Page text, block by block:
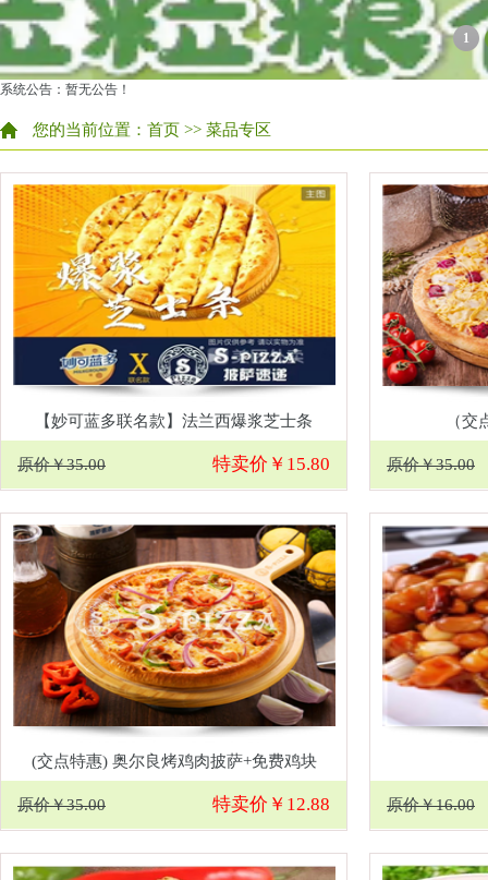
1
系统公告：暂无公告！
您的当前位置： 首页 >> 菜品专区
【妙可蓝多联名款】法兰西爆浆芝士条
原价￥35.00 特卖价￥15.80
（
原价￥35.00
(交点特惠) 奥尔良烤鸡肉披萨+免费鸡块
原价￥35.00 特卖价￥12.88 原价￥16.00